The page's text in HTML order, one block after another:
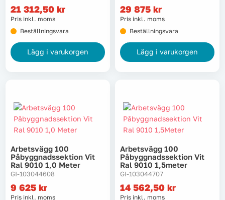
21 312,50 kr
Pris inkl. moms
Beställningsvara
Lägg i varukorgen
29 875 kr
Pris inkl. moms
Beställningsvara
Lägg i varukorgen
Arbetsvägg 100
Påbyggnadssektion Vit
Ral 9010 1,0 Meter
GI-103044608
9 625 kr
Pris inkl. moms
Arbetsvägg 100
Påbyggnadssektion Vit
Ral 9010 1,5meter
GI-103044707
14 562,50 kr
Pris inkl. moms